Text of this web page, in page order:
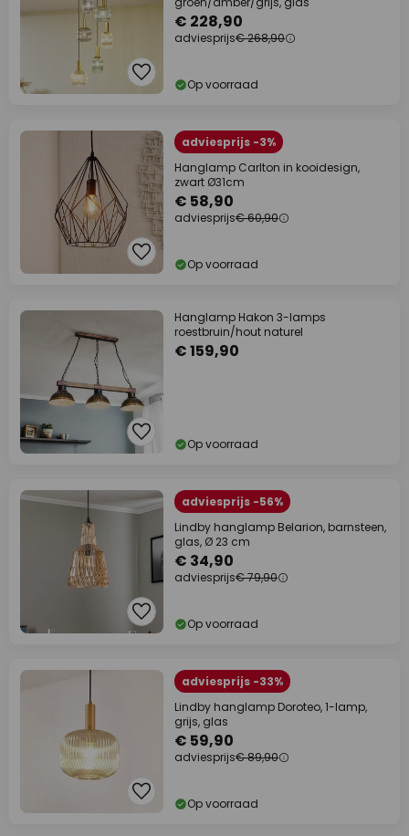
€ 228,90
adviesprijs€ 268,90
Op voorraad
adviesprijs -3%
Hanglamp Carlton in kooidesign,
zwart Ø31cm
€ 58,90
adviesprijs€ 60,90
Op voorraad
Hanglamp Hakon 3-lamps
roestbruin/hout naturel
€ 159,90
Op voorraad
adviesprijs -56%
Lindby hanglamp Belarion, barnsteen,
glas, Ø 23 cm
€ 34,90
adviesprijs€ 79,90
Op voorraad
adviesprijs -33%
Lindby hanglamp Doroteo, 1-lamp,
grijs, glas
€ 59,90
adviesprijs€ 89,90
Op voorraad